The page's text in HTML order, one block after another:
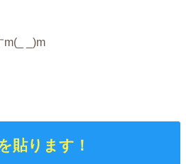
m(_ _)m
貼ります！